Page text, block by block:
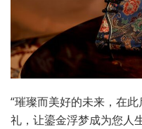
“璀璨而美好的未来，在
礼，让鎏金浮梦成为您人